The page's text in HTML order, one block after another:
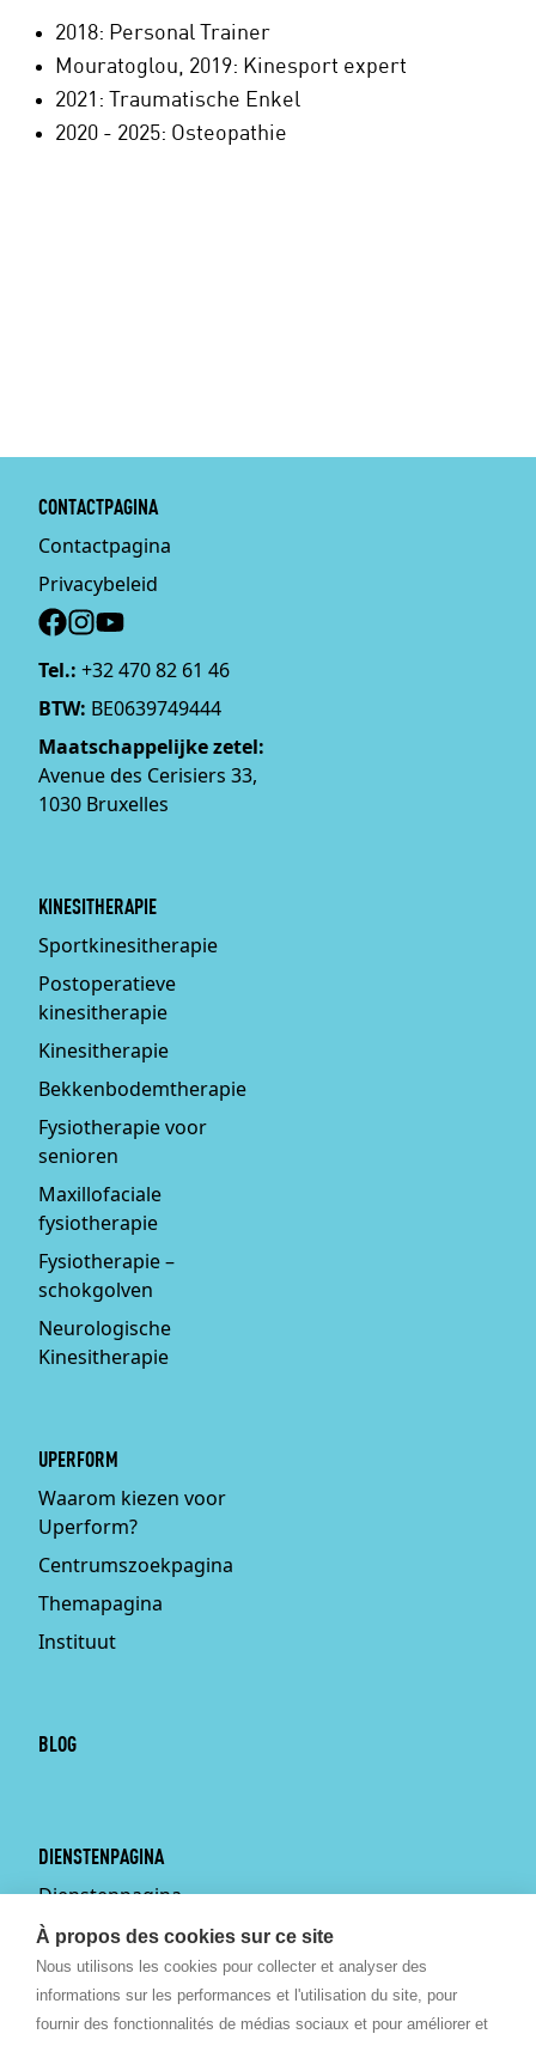
À propos des cookies sur ce site
Nous utilisons les cookies pour collecter et analyser des
informations sur les performances et l'utilisation du site, pour
fournir des fonctionnalités de médias sociaux et pour améliorer et
2018: Personal Trainer
Mouratoglou, 2019: Kinesport expert
2021: Traumatische Enkel
2020 - 2025: Osteopathie
CONTACTPAGINA
Contactpagina
Privacybeleid
Social
Tel.: +32 470 82 61 46
BTW: BE0639749444
Maatschappelijke zetel:
Avenue des Cerisiers 33,
1030 Bruxelles
KINESITHERAPIE
Sportkinesitherapie
Postoperatieve
kinesitherapie
Kinesitherapie
Bekkenbodemtherapie
Fysiotherapie voor
senioren
Maxillofaciale
fysiotherapie
Fysiotherapie –
schokgolven
Neurologische
Kinesitherapie
UPERFORM
Waarom kiezen voor
Uperform?
Centrumszoekpagina
Themapagina
Instituut
BLOG
DIENSTENPAGINA
Dienstenpagina
Persoonlijke training aan
huis
Bekkenbodemtherapie